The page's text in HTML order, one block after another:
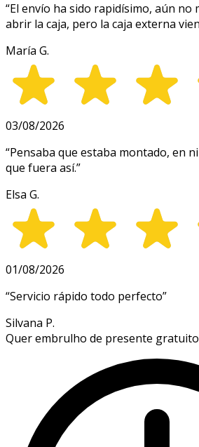
“El envío ha sido rapidísimo, aún no
abrir la caja, pero la caja externa
María G.
03/08/2026
“Pensaba que estaba montado, en
que fuera así.”
Elsa G.
01/08/2026
“Servicio rápido todo perfecto”
Silvana P.
Quer embrulho de presente